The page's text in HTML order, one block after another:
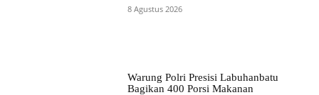
8 Agustus 2026
Warung Polri Presisi Labuhanbatu
Bagikan 400 Porsi Makanan